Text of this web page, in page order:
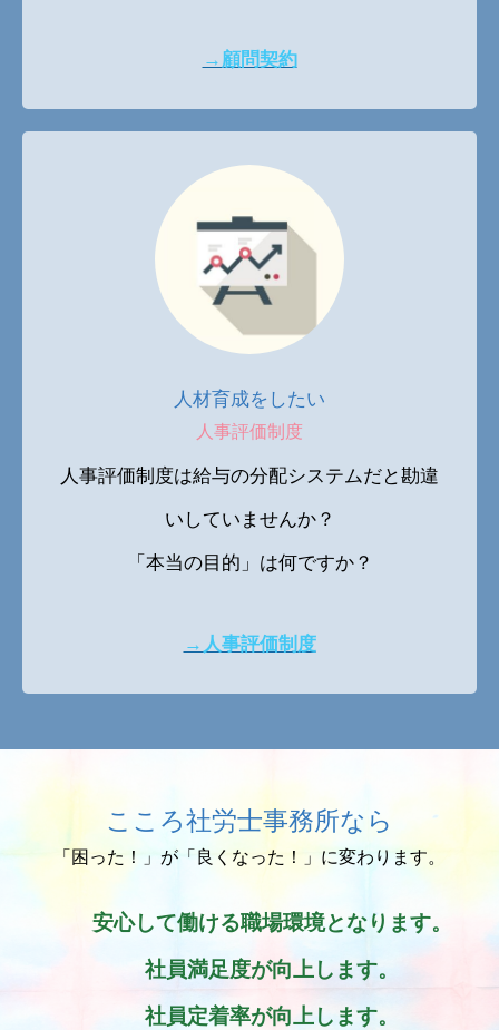
→顧問契約
人材育成をしたい
人事評価制度
人事評価制度は給与の分配システムだと勘違
いしていませんか？
「本当の目的」は何ですか？
→人事評価制度
こころ社労士事務所なら
「困った！」が「良くなった！」に変わります。
安心して働ける職場環境となります。
社員満足度が向上します。
社員定着率が向上します。